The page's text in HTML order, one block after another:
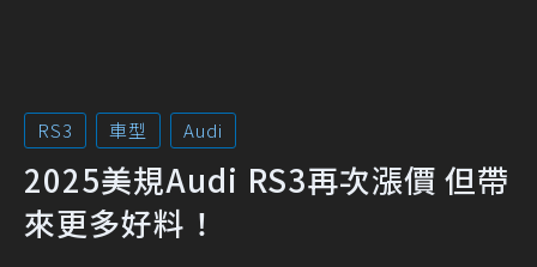
RS3 車型 Audi
2025美規Audi RS3再次漲價 但帶
來更多好料！